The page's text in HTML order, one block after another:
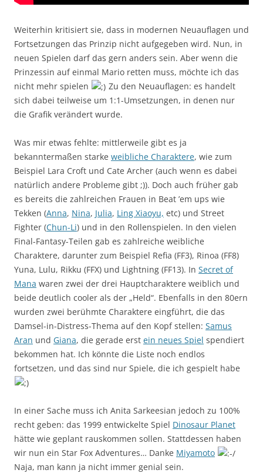
Weiterhin kritisiert sie, dass in modernen Neuauflagen und
Fortsetzungen das Prinzip nicht aufgegeben wird. Nun, in
neuen Spielen darf das gern anders sein. Aber wenn die
Prinzessin auf einmal Mario retten muss, möchte ich das
nicht mehr spielen
Zu den Neuauflagen: es handelt
sich dabei teilweise um 1:1-Umsetzungen, in denen nur
die Grafik verändert wurde.
Was mir etwas fehlte: mittlerweile gibt es ja
bekanntermaßen starke weibliche Charaktere, wie zum
Beispiel Lara Croft und Cate Archer (auch wenn es dabei
natürlich andere Probleme gibt ;) ). Doch auch früher gab
es bereits die zahlreichen Frauen in Beat ’em ups wie
Tekken (Anna, Nina, Julia, Ling Xiaoyu, etc) und Street
Fighter (Chun-Li) und in den Rollenspielen. In den vielen
Final-Fantasy-Teilen gab es zahlreiche weibliche
Charaktere, darunter zum Beispiel Refia (FF3), Rinoa (FF8)
Yuna, Lulu, Rikku (FFX) und Lightning (FF13). In Secret of
Mana waren zwei der drei Hauptcharaktere weiblich und
beide deutlich cooler als der „Held“. Ebenfalls in den 80ern
wurden zwei berühmte Charaktere eingführt, die das
Damsel-in-Distress-Thema auf den Kopf stellen: Samus
Aran und Giana, die gerade erst ein neues Spiel spendiert
bekommen hat. Ich könnte die Liste noch endlos
fortsetzen, und das sind nur Spiele, die ich gespielt habe
In einer Sache muss ich Anita Sarkeesian jedoch zu 100%
recht geben: das 1999 entwickelte Spiel Dinosaur Planet
hätte wie geplant rauskommen sollen. Stattdessen haben
wir nun ein Star Fox Adventures… Danke Miyamoto
Naja, man kann ja nicht immer genial sein.